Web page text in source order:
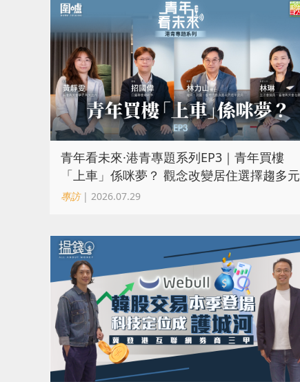
青年看未來·港青專題系列EP3｜青年買樓
「上車」係咪夢？ 觀念改變居住選擇趨多元
專訪| 2026.07.29